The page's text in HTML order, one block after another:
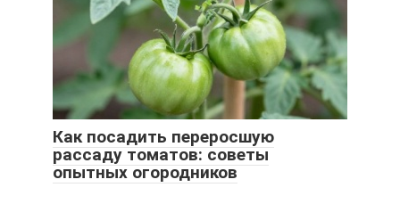
Как посадить переросшую
рассаду томатов: советы
опытных огородников